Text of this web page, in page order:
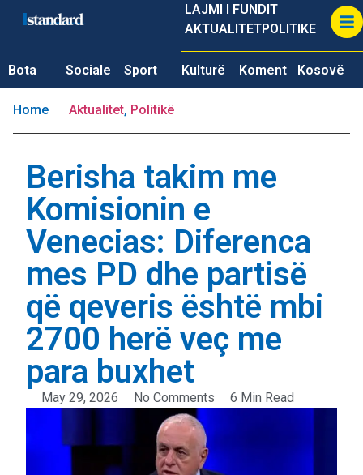
LAJMI I FUNDIT
AKTUALITETPOLITIKE
Bota Sociale Sport Kulturë Koment Kosovë
Home Aktualitet, Politikë
Berisha takim me
Komisionin e
Venecias: Diferenca
mes PD dhe partisë
që qeveris është mbi
2700 herë veç me
para buxhet
May 29, 2026 No Comments 6 Min Read